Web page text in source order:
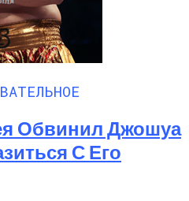
Обвинил Джошуа
С Его